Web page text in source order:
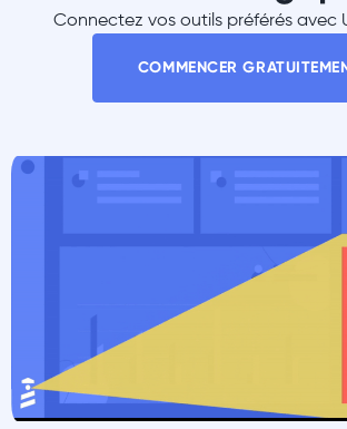
Connectez vos outils préférés avec
COMMENCER